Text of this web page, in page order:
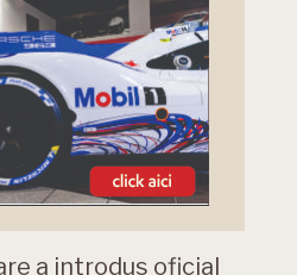
a introdus oficial